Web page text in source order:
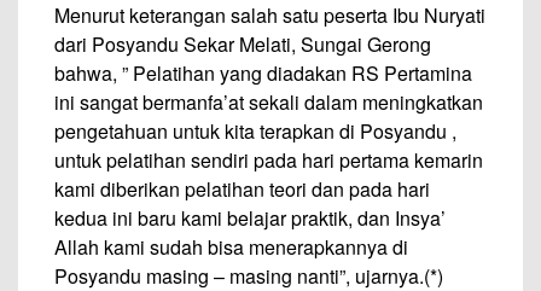
Menurut keterangan salah satu peserta Ibu Nuryati
dari Posyandu Sekar Melati, Sungai Gerong
bahwa, ” Pelatihan yang diadakan RS Pertamina
ini sangat bermanfa’at sekali dalam meningkatkan
pengetahuan untuk kita terapkan di Posyandu ,
untuk pelatihan sendiri pada hari pertama kemarin
kami diberikan pelatihan teori dan pada hari
kedua ini baru kami belajar praktik, dan Insya’
Allah kami sudah bisa menerapkannya di
Posyandu masing – masing nanti”, ujarnya.(*)